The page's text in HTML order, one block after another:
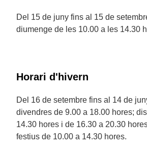
Del 15 de juny fins al 15 de
diumenge de les 10.00 a les 14.30
Horari d'hivern
Del 16 de setembre fins al 14 de
divendres de 9.00 a 18.00 hores;
14.30 hores i de 16.30 a 20.30
festius de 10.00 a 14.30 hores.